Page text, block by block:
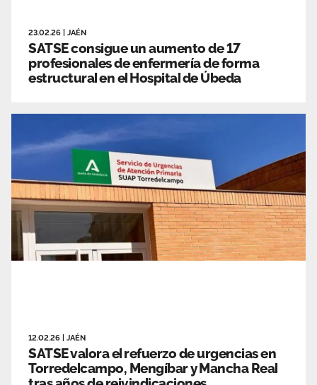
23.02.26 JAÉN
SATSE consigue un aumento de 17
profesionales de enfermería de forma
estructural en el Hospital de Úbeda
12.02.26 JAÉN
SATSE valora el refuerzo de urgencias en
Torredelcampo, Mengíbar y Mancha Real